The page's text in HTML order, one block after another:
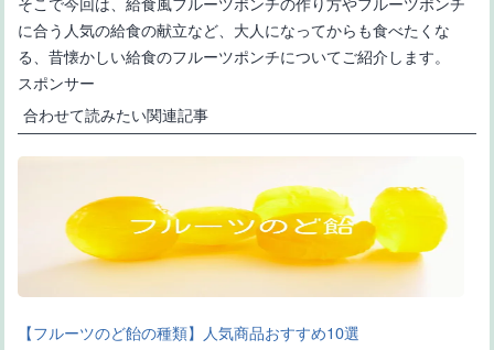
に合う人気の給食の献立など、大人になってからも食べたくな
る、昔懐かしい給食のフルーツポンチについてご紹介します。
スポンサー
合わせて読みたい関連記事
【フルーツのど飴の種類】人気商品おすすめ10選